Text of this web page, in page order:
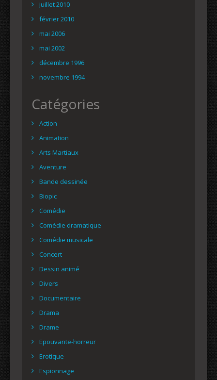
juillet 2010
février 2010
mai 2006
mai 2002
décembre 1996
novembre 1994
Catégories
Action
Animation
Arts Martiaux
Aventure
Bande dessinée
Biopic
Comédie
Comédie dramatique
Comédie musicale
Concert
Dessin animé
Divers
Documentaire
Drama
Drame
Epouvante-horreur
Erotique
Espionnage